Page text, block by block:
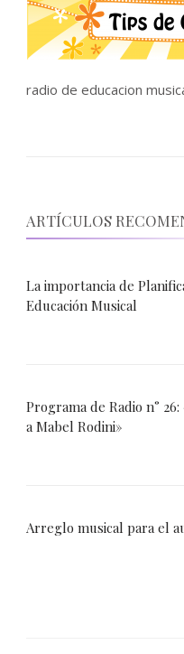
radio de educacion
ARTÍCULOS
La importancia de
Educación Musical
Programa de Radio n°
a Mabel Rodini»
Arreglo musical para el